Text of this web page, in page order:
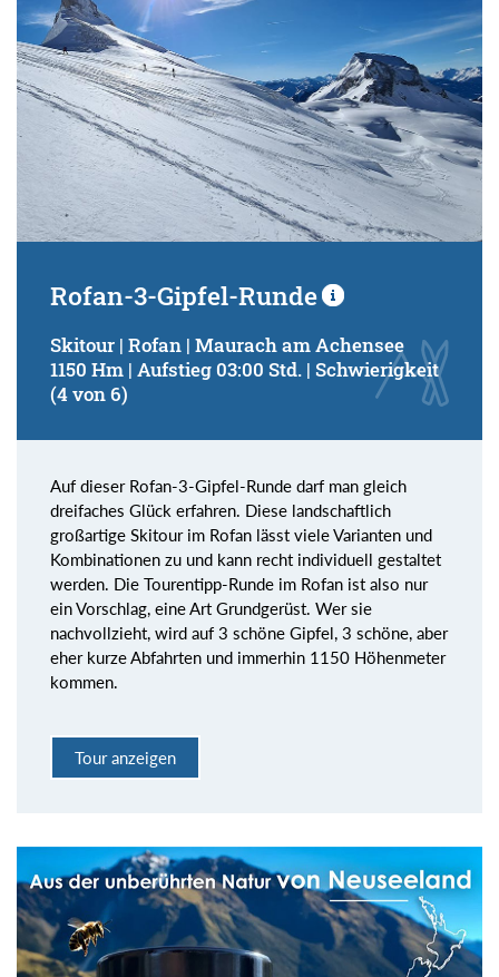
Rofan-3-Gipfel-Runde
Skitour | Rofan | Maurach am Achensee
1150 Hm | Aufstieg 03:00 Std. | Schwierigkeit
(4 von 6)
Auf dieser Rofan-3-Gipfel-Runde darf man gleich
dreifaches Glück erfahren. Diese landschaftlich
großartige Skitour im Rofan lässt viele Varianten und
Kombinationen zu und kann recht individuell gestaltet
werden. Die Tourentipp-Runde im Rofan ist also nur
ein Vorschlag, eine Art Grundgerüst. Wer sie
nachvollzieht, wird auf 3 schöne Gipfel, 3 schöne, aber
eher kurze Abfahrten und immerhin 1150 Höhenmeter
kommen.
Tour anzeigen